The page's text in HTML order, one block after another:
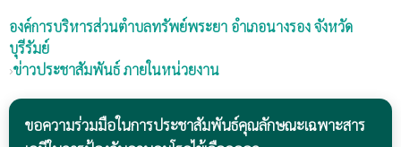
องค์การบริหารส่วนตำบลทรัพย์พระยา อำเภอนางรอง จังหวัด
บุรีรัมย์
›ข่าวประชาสัมพันธ์ ภายในหน่วยงาน
ขอความร่วมมือในการประชาสัมพันธ์คุณลักษณะเฉพาะสาร